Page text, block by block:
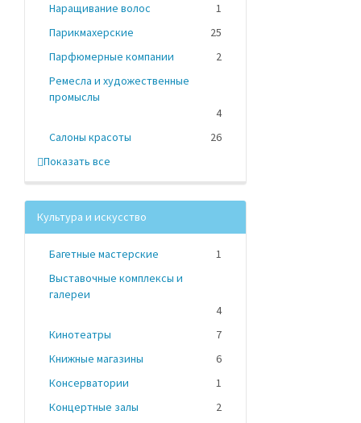
Наращивание волос
1
Парикмахерские
25
Парфюмерные компании
2
Ремесла и художественные
промыслы
4
Салоны красоты
26
Показать все
Культура и искусство
Багетные мастерские
1
Выставочные комплексы и
галереи
4
Кинотеатры
7
Книжные магазины
6
Консерватории
1
Концертные залы
2